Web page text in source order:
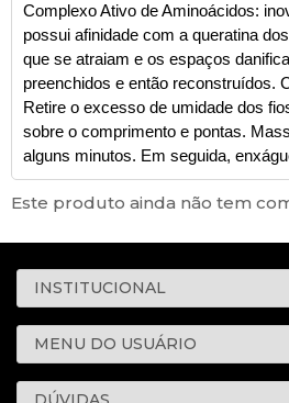
Complexo Ativo de Aminoácidos:
possui afinidade com a queratina
que se atraiam e os espaços
preenchidos e então reconstruídos.
Retire o excesso de umidade dos
sobre o comprimento e pontas.
alguns minutos. Em seguida,
Este produto ainda não tem
INSTITUCIONAL
MENU DO USUÁRIO